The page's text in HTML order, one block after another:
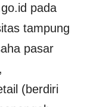
pada
tampung
pasar
(berdiri